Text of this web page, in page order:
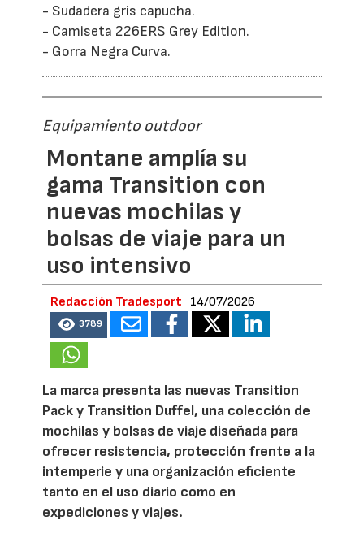
- Sudadera gris capucha.
- Camiseta 226ERS Grey Edition.
- Gorra Negra Curva.
Equipamiento outdoor
Montane amplía su
gama Transition con
nuevas mochilas y
bolsas de viaje para un
uso intensivo
Redacción Tradesport 14/07/2026
3789
La marca presenta las nuevas Transition
Pack y Transition Duffel, una colección de
mochilas y bolsas de viaje diseñada para
ofrecer resistencia, protección frente a la
intemperie y una organización eficiente
tanto en el uso diario como en
expediciones y viajes.